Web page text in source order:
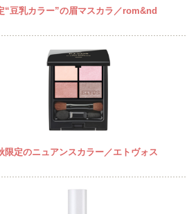
“豆乳カラー”の眉マスカラ／rom&nd
定のニュアンスカラー／エトヴォス